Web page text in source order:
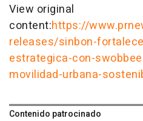
View original
content:https://
releases/sinbon-
estrategica-con-
movilidad-urbana-
Contenido patrocinado